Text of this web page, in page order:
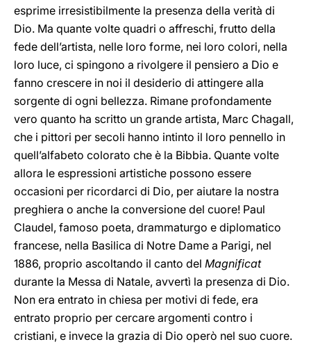
esprime irresistibilmente la presenza della verità di
Dio. Ma quante volte quadri o affreschi, frutto della
fede dell’artista, nelle loro forme, nei loro colori, nella
loro luce, ci spingono a rivolgere il pensiero a Dio e
fanno crescere in noi il desiderio di attingere alla
sorgente di ogni bellezza. Rimane profondamente
vero quanto ha scritto un grande artista, Marc Chagall,
che i pittori per secoli hanno intinto il loro pennello in
quell’alfabeto colorato che è la Bibbia. Quante volte
allora le espressioni artistiche possono essere
occasioni per ricordarci di Dio, per aiutare la nostra
preghiera o anche la conversione del cuore! Paul
Claudel, famoso poeta, drammaturgo e diplomatico
francese, nella Basilica di Notre Dame a Parigi, nel
1886, proprio ascoltando il canto del Magnificat
durante la Messa di Natale, avvertì la presenza di Dio.
Non era entrato in chiesa per motivi di fede, era
entrato proprio per cercare argomenti contro i
cristiani, e invece la grazia di Dio operò nel suo cuore.